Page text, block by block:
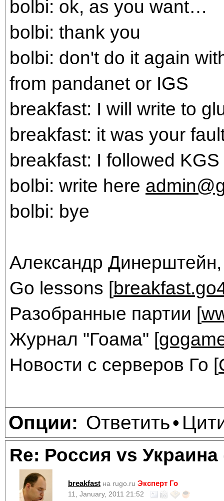
bolbi: ok, as you want…
bolbi: thank you
bolbi: don't do it again
from pandanet or IGS
breakfast: I will write to
breakfast: it was your
breakfast: I followed
bolbi: write here
bolbi: bye
Александр Динерштейн,
Go lessons [
Разобранные партии [
Журнал "Гоама" [
Новости с серверов Го [
Опции: Ответить•
Re: Россия vs
breakfast на rugo.ru Эксперт Го
11, January, 2011 21:52